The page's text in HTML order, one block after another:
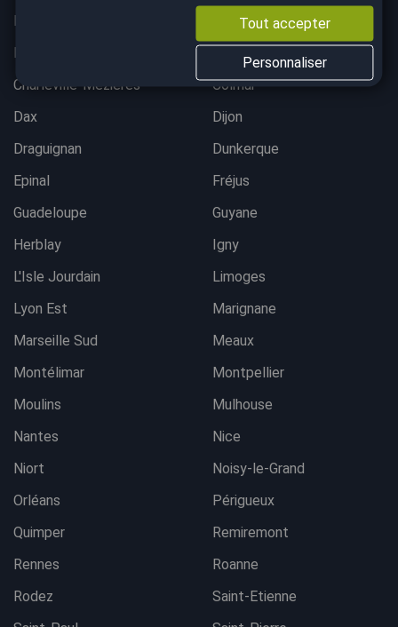
Bourgoin-Jallieu
Brest
Brive-La-Gaillarde
Chalon-sur-Saône
Charleville-Mezières
Colmar
Dax
Dijon
Draguignan
Dunkerque
Epinal
Fréjus
Guadeloupe
Guyane
Herblay
Igny
L'Isle Jourdain
Limoges
Lyon Est
Marignane
Marseille Sud
Meaux
Montélimar
Montpellier
Moulins
Mulhouse
Nantes
Nice
Niort
Noisy-le-Grand
Orléans
Périgueux
Quimper
Remiremont
Rennes
Roanne
Rodez
Saint-Etienne
Tout accepter
Personnaliser